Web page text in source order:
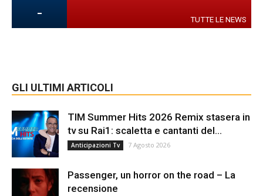
- TUTTE LE NEWS
GLI ULTIMI ARTICOLI
TIM Summer Hits 2026 Remix stasera in
tv su Rai1: scaletta e cantanti del...
Anticipazioni Tv 7 Agosto 2026
Passenger, un horror on the road – La
recensione